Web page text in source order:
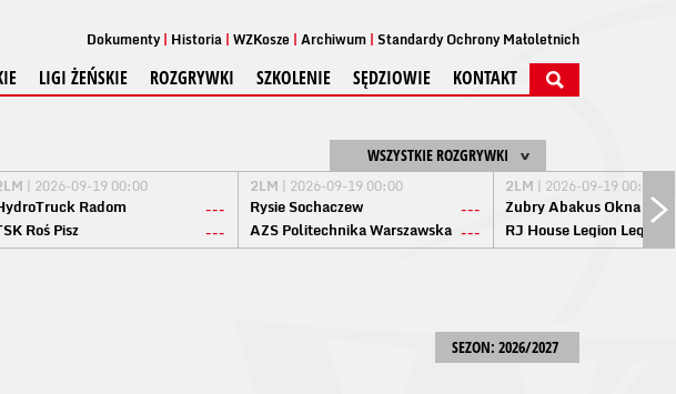
Dokumenty Historia WZKosze Archiwum Standardy Ochrony Małoletnich
LIGI ŻEŃSKIE ROZGRYWKI SZKOLENIE SĘDZIOWIE KONTAKT
WSZYSTKIE ROZGRYWKI
| 2026-09-19 00:00
Radom
---
Roś Pisz
---
2LM | 2026-09-19 00:00
Rysie Sochaczew
---
AZS Politechnika Warszawska ---
2LM | 2026-09-19 00:00
Żubry Abakus Okna
RJ House Legion
SEZON: 2026/2027